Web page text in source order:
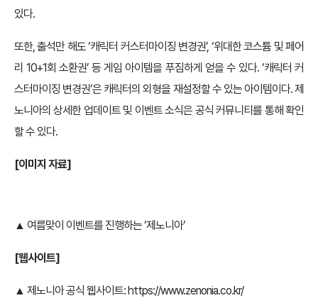
있다.
또한, 출석만 해도 ‘캐릭터 커스터마이징 변경권’, ‘위대한 코스튬 및 페어
리 10+1회 소환권’ 등 게임 아이템을 푸짐하게 얻을 수 있다. ‘캐릭터 커
스터마이징 변경권’은 캐릭터의 외형을 재설정할 수 있는 아이템이다. 제
노니아의 상세한 업데이트 및 이벤트 소식은 공식 커뮤니티를 통해 확인
할 수 있다.
[이미지 자료]
▲ 여름맞이 이벤트를 진행하는 ‘제노니아’
[웹사이트]
▲ 제노니아 공식 웹사이트:https://www.zenonia.co.kr/